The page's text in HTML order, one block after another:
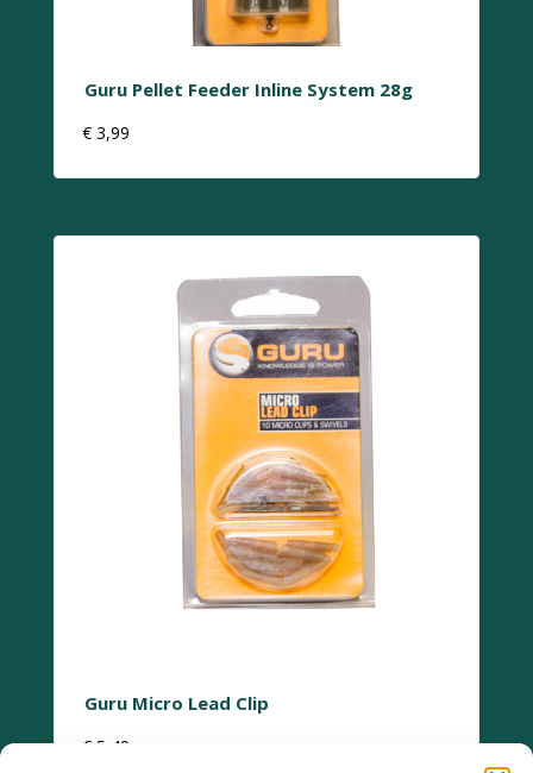
Guru Pellet Feeder Inline System 28g
€ 3,99
Guru Micro Lead Clip
€ 5,49